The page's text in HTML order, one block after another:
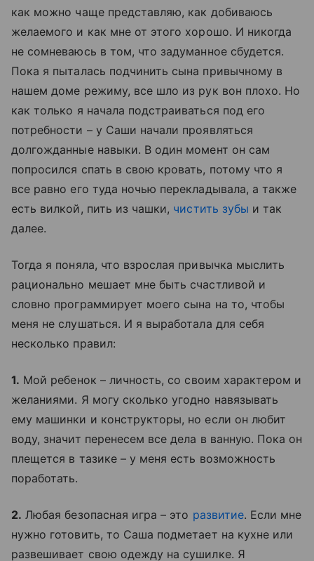
как можно чаще представляю, как добиваюсь
желаемого и как мне от этого хорошо. И никогда
не сомневаюсь в том, что задуманное сбудется.
Пока я пыталась подчинить сына привычному в
нашем доме режиму, все шло из рук вон плохо. Но
как только я начала подстраиваться под его
потребности – у Саши начали проявляться
долгожданные навыки. В один момент он сам
попросился спать в свою кровать, потому что я
все равно его туда ночью перекладывала, а также
есть вилкой, пить из чашки, чистить зубы и так
далее.
Тогда я поняла, что взрослая привычка мыслить
рационально мешает мне быть счастливой и
словно программирует моего сына на то, чтобы
меня не слушаться. И я выработала для себя
несколько правил:
1. Мой ребенок – личность, со своим характером и
желаниями. Я могу сколько угодно навязывать
ему машинки и конструкторы, но если он любит
воду, значит перенесем все дела в ванную. Пока он
плещется в тазике – у меня есть возможность
поработать.
2. Любая безопасная игра – это развитие. Если мне
нужно готовить, то Саша подметает на кухне или
развешивает свою одежду на сушилке. Я